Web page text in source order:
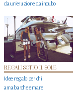
da un’eruzione da incubo
REGALI SOTTO IL SOLE
Idee regalo per chi
ama barche e mare